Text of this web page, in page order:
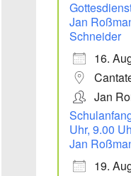
Office 365
Jan
Schneider
16.
Jan
Uhr, 9.00
Jan
19.